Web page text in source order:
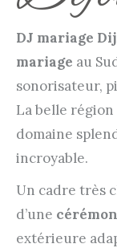
DJ mariage
mariage au
sonorisateur,
La belle
domaine
incroyable.
Un cadre très
d’une
extérieure